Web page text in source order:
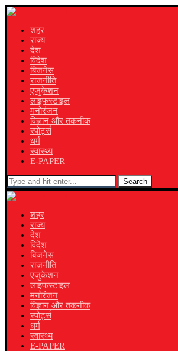
शहर
राज्य
देश
विदेश
बिजनेस
राजनीति
एजुकेशन
लाइफस्टाइल
मनोरंजन
विज्ञान और तकनीक
स्पोर्ट्स
धर्म
स्वास्थ्य
E-PAPER
Search
शहर
राज्य
देश
विदेश
बिजनेस
राजनीति
एजुकेशन
लाइफस्टाइल
मनोरंजन
विज्ञान और तकनीक
स्पोर्ट्स
धर्म
स्वास्थ्य
E-PAPER